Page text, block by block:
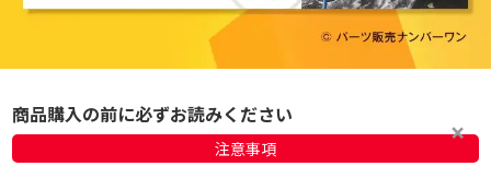
商品購入の前に必ずお読みください
注意事項